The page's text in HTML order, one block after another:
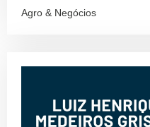
Agro & Negócios